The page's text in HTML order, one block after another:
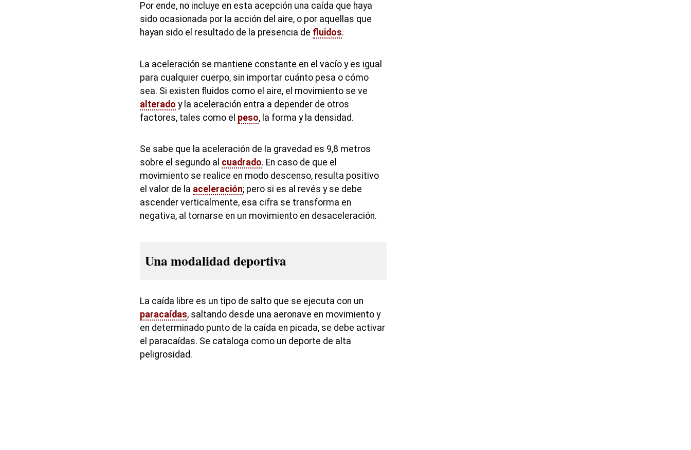
Por ende, no incluye en esta acepción una caída que haya
sido ocasionada por la acción del aire, o por aquellas que
hayan sido el resultado de la presencia de fluidos.
La aceleración se mantiene constante en el vacío y es igual
para cualquier cuerpo, sin importar cuánto pesa o cómo
sea. Si existen fluidos como el aire, el movimiento se ve
alterado y la aceleración entra a depender de otros
factores, tales como el peso, la forma y la densidad.
Se sabe que la aceleración de la gravedad es 9,8 metros
sobre el segundo al cuadrado. En caso de que el
movimiento se realice en modo descenso, resulta positivo
el valor de la aceleración; pero si es al revés y se debe
ascender verticalmente, esa cifra se transforma en
negativa, al tornarse en un movimiento en desaceleración.
Una modalidad deportiva
La caída libre es un tipo de salto que se ejecuta con un
paracaídas, saltando desde una aeronave en movimiento y
en determinado punto de la caída en picada, se debe activar
el paracaídas. Se cataloga como un deporte de alta
peligrosidad.